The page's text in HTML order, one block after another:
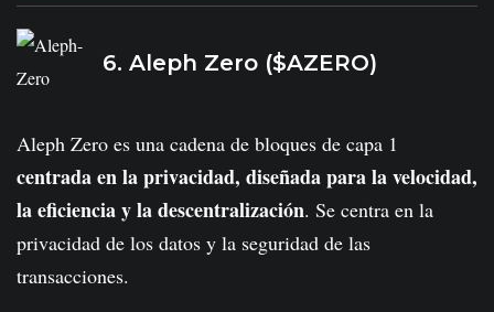
6. Aleph Zero ($AZERO)
Aleph Zero es una cadena de bloques de capa 1
centrada en la privacidad, diseñada para la velocidad,
la eficiencia y la descentralización. Se centra en la
privacidad de los datos y la seguridad de las
transacciones.